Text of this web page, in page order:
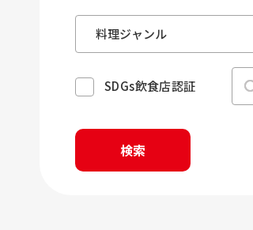
SDGs飲食店認証
検索